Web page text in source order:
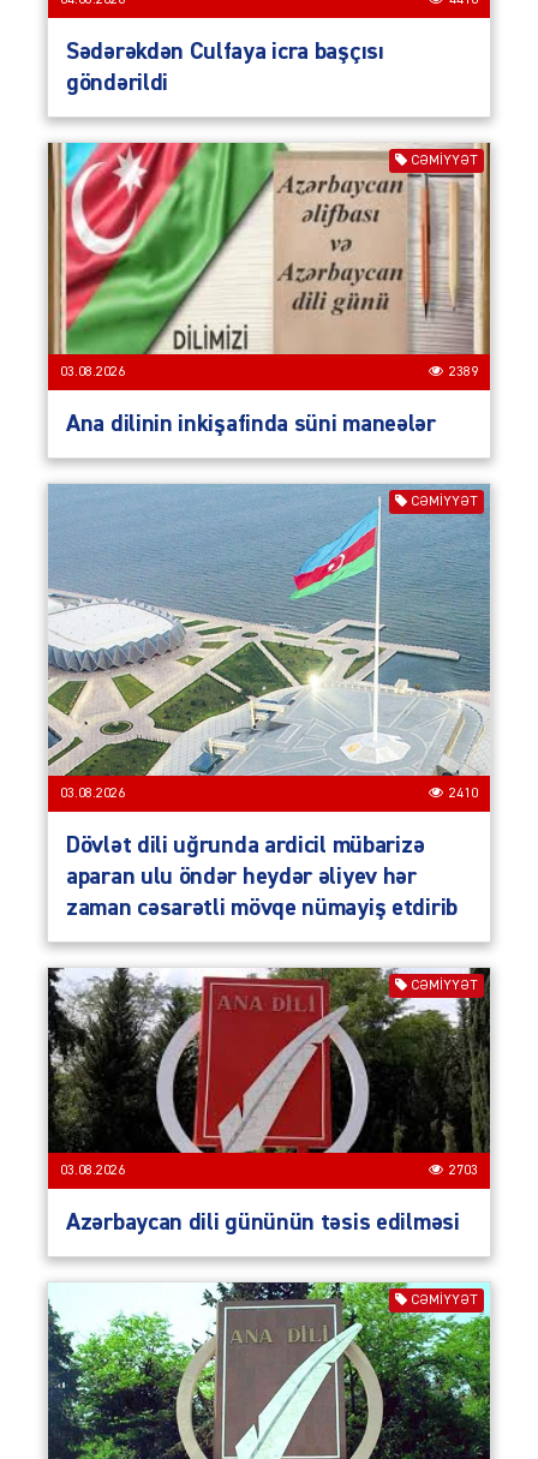
Sədərəkdən Culfaya icra başçısı
göndərildi
CƏMIYYƏT
03.08.2026 2389
Ana dilinin inkişafinda süni maneələr
CƏMIYYƏT
03.08.2026 2410
Dövlət dili uğrunda ardicil mübarizə
aparan ulu öndər heydər əliyev hər
zaman cəsarətli mövqe nümayiş etdirib
CƏMIYYƏT
03.08.2026 2703
Azərbaycan dili gününün təsis edilməsi
CƏMIYYƏT